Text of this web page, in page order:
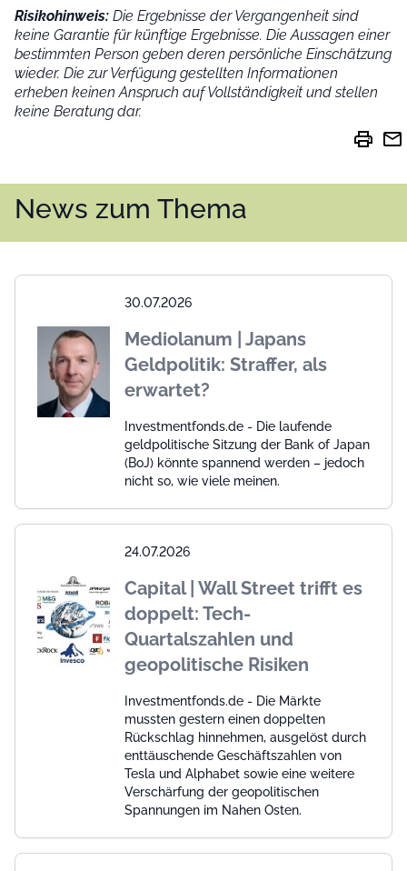
Risikohinweis: Die Ergebnisse der Vergangenheit sind
keine Garantie für künftige Ergebnisse. Die Aussagen einer
bestimmten Person geben deren persönliche Einschätzung
wieder. Die zur Verfügung gestellten Informationen
erheben keinen Anspruch auf Vollständigkeit und stellen
keine Beratung dar.
print mail
News zum Thema
30.07.2026
Mediolanum | Japans
Geldpolitik: Straffer, als
erwartet?
Investmentfonds.de - Die laufende
geldpolitische Sitzung der Bank of Japan
(BoJ) könnte spannend werden – jedoch
nicht so, wie viele meinen.
24.07.2026
Capital | Wall Street trifft es
doppelt: Tech-
Quartalszahlen und
geopolitische Risiken
Investmentfonds.de - Die Märkte
mussten gestern einen doppelten
Rückschlag hinnehmen, ausgelöst durch
enttäuschende Geschäftszahlen von
Tesla und Alphabet sowie eine weitere
Verschärfung der geopolitischen
Spannungen im Nahen Osten.